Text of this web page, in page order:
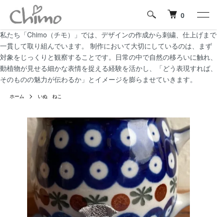
私たち「Chimo（チモ）」では、デザインの作成から刺繍、仕上げまで
一貫して取り組んでいます。 制作において大切にしているのは、まず
対象をじっくりと観察することです。日常の中で自然の移ろいに触れ、
動植物が見せる細かな表情を捉える経験を活かし、「どう表現すれば、
そのものの魅力が伝わるか」とイメージを膨らませていきます。
0
ホーム いぬ ねこ